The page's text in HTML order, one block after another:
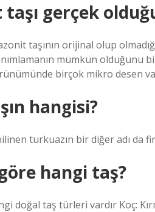
gerçek
taşının orijinal olup
mümkün olduğunu
birçok mikro desen
hangisi?
turkuazın bir diğer adı da
hangi taş?
doğal taş türleri vardır Koç: